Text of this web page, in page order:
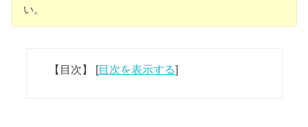
い。
【目次】 [目次を表示する]